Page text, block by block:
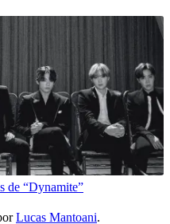
de “Dynamite”
Lucas Mantoani.